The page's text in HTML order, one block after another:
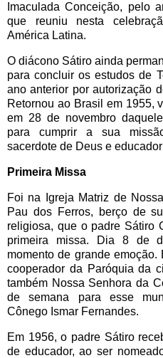
Imaculada Conceição, pelo
que reuniu nesta
América Latina.
O diácono Sátiro ainda
para concluir os estudos de
ano anterior por autorização
Retornou ao Brasil em 1955,
em 28 de novembro
para cumprir a sua
sacerdote de Deus e
Primeira Missa
Foi na Igreja Matriz de
Pau dos Ferros, berço de
religiosa, que o padre Sátiro
primeira missa. Dia 8 de
momento de grande
cooperador da Paróquia da
também Nossa Senhora da
de semana para esse
Cônego Ismar Fernandes.
Em 1956, o padre Sátiro
de educador, ao ser